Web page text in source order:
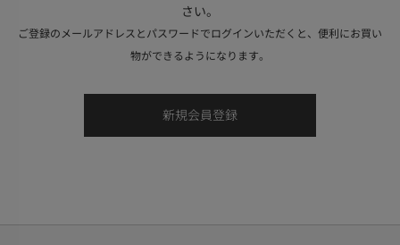
さい。
ご登録のメールアドレスとパスワードでログインいただくと、便利にお買い
物ができるようになります。